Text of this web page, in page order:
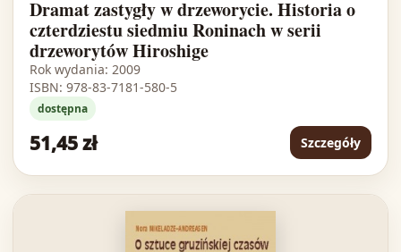
Dramat zastygły w drzeworycie. Historia o
czterdziestu siedmiu Roninach w serii
drzeworytów Hiroshige
Rok wydania: 2009
ISBN: 978-83-7181-580-5
dostępna
51,45 zł Szczegóły